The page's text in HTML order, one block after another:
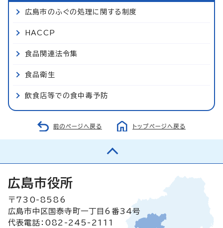
広島市のふぐの処理に関する制度
HACCP
食品関連法令集
食品衛生
飲食店等での食中毒予防
前のページへ戻る トップページへ戻る
広島市役所
〒730-8586
広島市中区国泰寺町一丁目6番34号
代表電話：082-245-2111